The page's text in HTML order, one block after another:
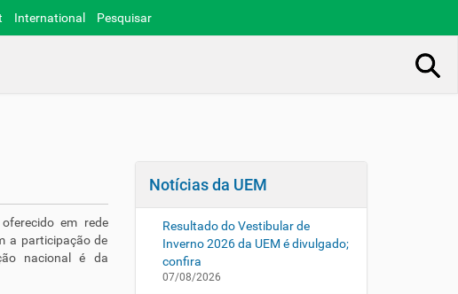
International Pesquisar
em rede
a participação de
nacional é da
Notícias da UEM
Resultado do Vestibular de
Inverno 2026 da UEM é divulgado;
confira
07/08/2026